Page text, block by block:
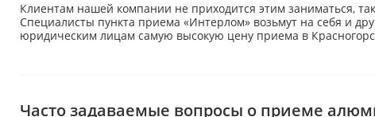
Клиентам нашей компании не приходится этим заниматься,
Специалисты пункта приема «Интерлом» возьмут на себя и
юридическим лицам самую высокую цену приема в
Часто задаваемые вопросы о приеме